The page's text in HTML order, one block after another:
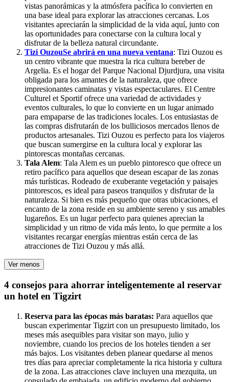
vistas panorámicas y la atmósfera pacífica lo convierten en
una base ideal para explorar las atracciones cercanas. Los
visitantes apreciarán la simplicidad de la vida aquí, junto con
las oportunidades para conectarse con la cultura local y
disfrutar de la belleza natural circundante.
Tizi OuzouSe abrirá en una nueva ventana: Tizi Ouzou es
un centro vibrante que muestra la rica cultura bereber de
Argelia. Es el hogar del Parque Nacional Djurdjura, una visita
obligada para los amantes de la naturaleza, que ofrece
impresionantes caminatas y vistas espectaculares. El Centre
Culturel et Sportif ofrece una variedad de actividades y
eventos culturales, lo que lo convierte en un lugar animado
para empaparse de las tradiciones locales. Los entusiastas de
las compras disfrutarán de los bulliciosos mercados llenos de
productos artesanales. Tizi Ouzou es perfecto para los viajeros
que buscan sumergirse en la cultura local y explorar las
pintorescas montañas cercanas.
Tala Alem: Tala Alem es un pueblo pintoresco que ofrece un
retiro pacífico para aquellos que desean escapar de las zonas
más turísticas. Rodeado de exuberante vegetación y paisajes
pintorescos, es ideal para paseos tranquilos y disfrutar de la
naturaleza. Si bien es más pequeño que otras ubicaciones, el
encanto de la zona reside en su ambiente sereno y sus amables
lugareños. Es un lugar perfecto para quienes aprecian la
simplicidad y un ritmo de vida más lento, lo que permite a los
visitantes recargar energías mientras están cerca de las
atracciones de Tizi Ouzou y más allá.
Ver menos
4 consejos para ahorrar inteligentemente al reservar
un hotel en Tigzirt
Reserva para las épocas más baratas: Para aquellos que
buscan experimentar Tigzirt con un presupuesto limitado, los
meses más asequibles para visitar son mayo, julio y
noviembre, cuando los precios de los hoteles tienden a ser
más bajos. Los visitantes deben planear quedarse al menos
tres días para apreciar completamente la rica historia y cultura
de la zona. Las atracciones clave incluyen una mezquita, un